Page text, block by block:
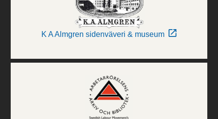
K A Almgren sidenväveri & museum